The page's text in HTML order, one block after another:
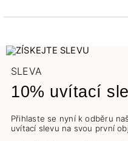
SLEVA
10% uvítací
Přihlaste se nyní k odběru
uvítací slevu na svou první